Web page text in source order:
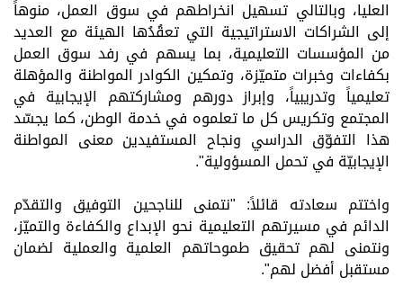
العليا، وبالتالي تسهيل انخراطهم في سوق العمل، منوهاً
إلى الشراكات الاستراتيجية التي تعقُدُها الهيئة مع العديد
من المؤسسات التعليمية، بما يسهم في رفد سوق العمل
بكفاءات وخبرات متميّزة، وتمكين الكوادر المواطنة والمؤهلة
تعليمياً وتدريبياً، وإبراز دورهم ومشاركتهم الإيجابية في
المجتمع وتكريس كل ما تعلموه في خدمة الوطن، كما يجسّد
هذا التفوّق الدراسي ونجاح المستفيدين معنى المواطنة
الإيجابيّة في تحمل المسؤولية".
واختتم سعادته قائلاً: "نتمنى للناجحين التوفيق والتقدّم
الدائم في مسيرتهم التعليمية نحو الإبداع والكفاءة والتميّز،
ونتمنى لهم تحقيق طموحاتهم العلمية والعملية لضمان
مستقبل أفضل لهم".